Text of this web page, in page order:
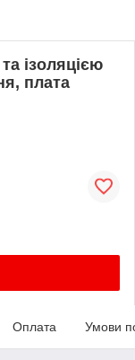
ізоляцією
плата
Оплата Умови